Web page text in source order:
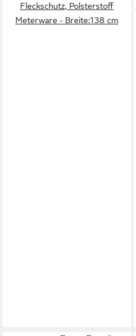
Fleckschutz, Polsterstoff
Meterware - Breite:138 cm